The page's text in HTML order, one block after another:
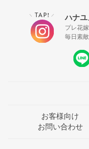
＼ TAP! ／ ハナユ
プレ花
毎日素
お客様向け
お問い合わせ